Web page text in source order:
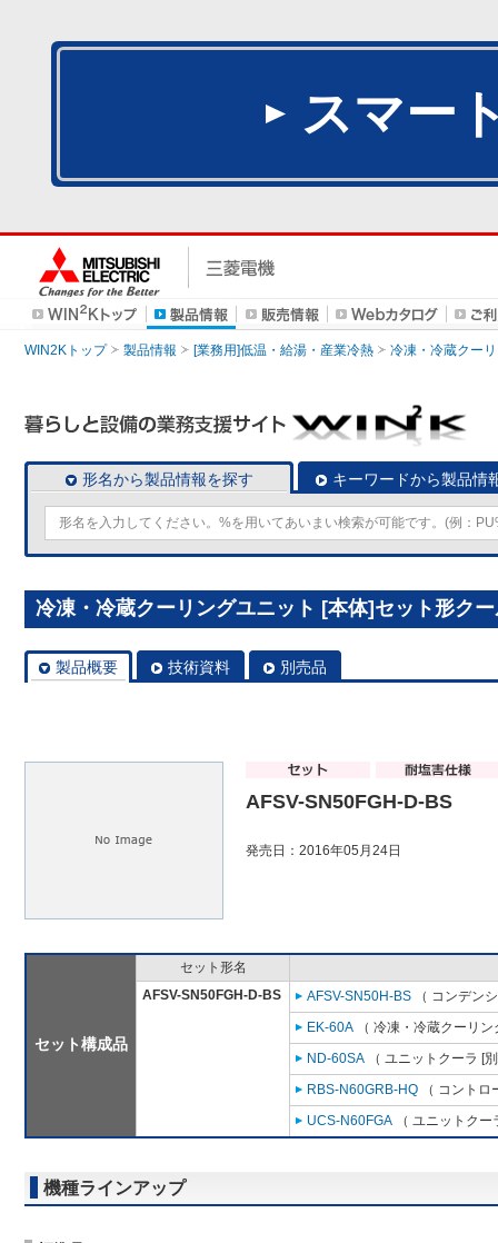
スマー
WIN2Kトップ 製品情報 [業務用]低温・給湯・産業冷熱 冷凍・冷蔵クー
形名から製品情報を探す キーワードから製品情
冷凍・冷蔵クーリングユニット [本体]セット形ク
製品概要 技術資料 別売品
AFSV-SN50FGH-D-BS
発売日：2016年05月24日
セット構成品
セット形名
AFSV-SN50FGH-D-BS
AFSV-SN50H-BS （ コンデン
EK-60A （ 冷凍・冷蔵クーリ
ND-60SA （ ユニットクーラ [
RBS-N60GRB-HQ （ コント
UCS-N60FGA （ ユニットク
機種ラインアップ